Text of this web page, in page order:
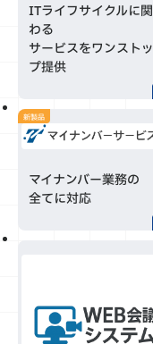
ITライフサイクルに関
わる
サービスをワンストッ
プ提供
新製品
マイナンバー業務の
全てに対応